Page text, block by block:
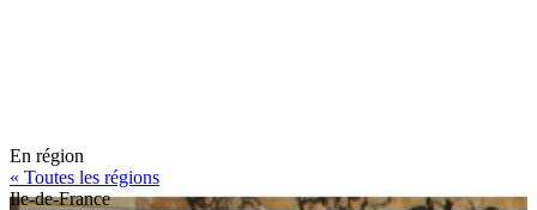
En région
« Toutes les régions
Ile-de-France